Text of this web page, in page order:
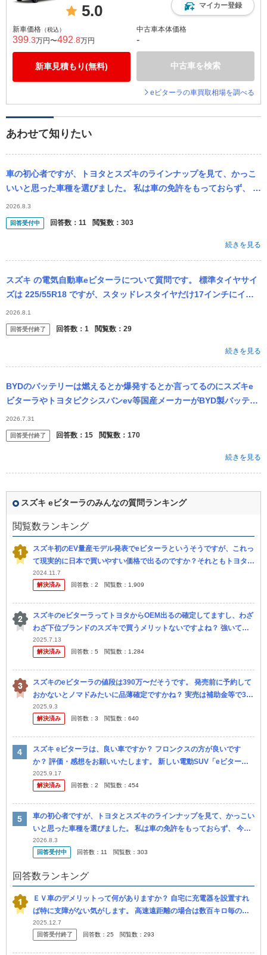
5.0 マイカー登録
新車価格 （税込）
399 .3万円〜492 .8万円
新車見積もり(無料)
中古車本体価格
-
中古車を検索
eビターラの車買取相場を調べる
あわせて知りたい
車の初心者ですが、トヨタとスズキのラインナップを見て、かっこ
いいと思った車種を選びました。 私は車の免許をもっておらず、 今
まで車への関心もほぼない人間でした。 今でも自分が車に乗ること
買うこ...
2026.8.3
回答受付中 回答数： 11 閲覧数： 303
続きを見る
スズキ の電気自動車eビターラについて質問です。 標準タイヤサイ
ズは 225/55R18 ですが、スタッドレスタイヤだけ17インチにイン
チダウンしたいと考えています。 そこで質問です。 ・17イ...
2026.8.1
回答受付終了 回答数： 1 閲覧数： 29
続きを見る
BYDのバッテリーは燃えるとか爆発するとか言ってるのにスズキe
ビターラやトヨタピクシスバンev等国産メーカーがBYD製バッテリ
ー採用してるって知った途端手のひら返しして 国産メーカーも使っ
てるな...
2026.7.31
回答受付終了 回答数： 15 閲覧数： 170
続きを見る
スズキ eビターラのみんなの質問ランキング
閲覧数ランキング
スズキ初のEV量産モデル発表でeビターラというそうですが、これっ
て現実的に日本で買いやすい価格で出るのですか？それともトヨタの
bZ4Xのように、まだまだ一般化しない車なんでしょうか？ それとも
ス...
2024.11.7
解決済み
回答数： 2 閲覧数： 1,909
スズキのeビターラってトヨタからOEM出るの確定してますし、わざ
わざ下位ブランドのスズキで買うメリットないですよね？ 強いて言
うなら人よりちょっと早く乗れるってことくらいで
2025.7.13
解決済み
回答数： 5 閲覧数： 1,284
スズキのeビターラの値段は390万〜だそうです。 発売前に予約して
おかないとノマドみたいに品薄確定ですかね？ 実売は補助金等で300
万程度まで下がるでしょうし、何より信頼と安心の日本製で中韓の
E...
2025.9.3
解決済み
回答数： 3 閲覧数： 640
スズキ eビターラは、良い車ですか？ フロンクスの方が良いです
か？ 評価・感想をお願いいたします。 新しい電動SUV「eビター
ラ」正式発表！ スズキ初のEVパワーユニットを搭載した“日本にジ...
2025.9.17
解決済み
回答数： 2 閲覧数： 454
車の初心者ですが、トヨタとスズキのラインナップを見て、かっこい
いと思った車種を選びました。 私は車の免許をもっておらず、 今ま
で車への関心もほぼない人間でした。 今でも自分が車に乗ること買
うこ...
2026.8.3
回答受付中
回答数： 11 閲覧数： 303
回答数ランキング
ＥＶ車のデメリットって何がありますか？ 自宅に充電器を設置すれ
ば特に支障がない気がします。 高速遠距離の場合は数百キロ毎の充
電が必要となりますが、他に何があるでしょうか? スズキのｅビター
ラに興...
2025.12.7
回答受付終了
回答数： 25 閲覧数： 293